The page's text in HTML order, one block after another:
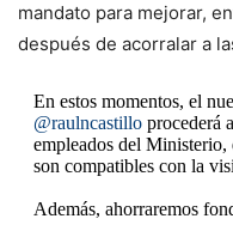
mandato para mejorar,
después de acorralar a
En estos momentos, el
@raulncastilloprocederá
empleados del Ministerio,
son compatibles con la
Además, ahorraremos